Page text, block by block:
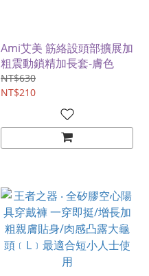
Ami艾美 筋絡設頭部擴展加
粗震動鎖精加長套-膚色
NT$630
NT$210